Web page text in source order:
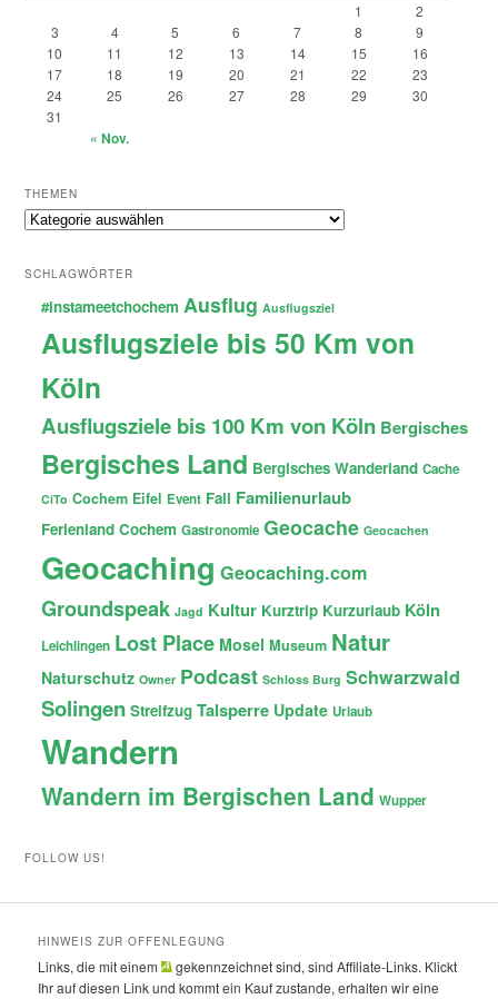
1
2
3
4 5 6 7 8
9
10
11 12 13 14 15
16
17
18 19 20 21 22
23
24
25 26 27 28 29
30
31
« Nov.
THEMEN
Themen
SCHLAGWÖRTER
#instameetchochem Ausflug Ausflugsziel
Ausflugsziele bis 50 Km von
Köln
Ausflugsziele bis 100 Km von Köln Bergisches
Bergisches Land Bergisches Wanderland Cache
CiTo Cochem Eifel Event Fail Familienurlaub
Ferienland Cochem Gastronomie Geocache Geocachen
Geocaching Geocaching.com
Groundspeak Jagd Kultur Kurztrip Kurzurlaub Köln
Leichlingen Lost Place Mosel Museum Natur
Naturschutz Owner Podcast Schloss Burg Schwarzwald
Solingen Streifzug Talsperre Update Urlaub
Wandern
Wandern im Bergischen Land Wupper
FOLLOW US!
HINWEIS ZUR OFFENLEGUNG
Links, die mit einem
gekennzeichnet sind, sind Affiliate-Links. Klickt
Ihr auf diesen Link und kommt ein Kauf zustande, erhalten wir eine